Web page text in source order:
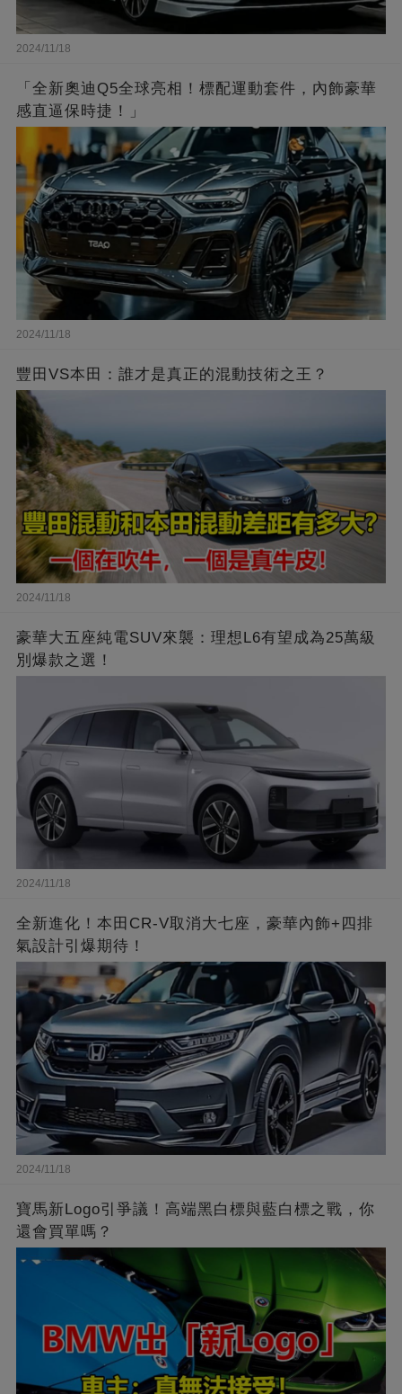
2024/11/18
「全新奧迪Q5全球亮相！標配運動套件，內飾豪華
感直逼保時捷！」
2024/11/18
豐田VS本田：誰才是真正的混動技術之王？
2024/11/18
豪華大五座純電SUV來襲：理想L6有望成為25萬級
別爆款之選！
2024/11/18
全新進化！本田CR-V取消大七座，豪華內飾+四排
氣設計引爆期待！
2024/11/18
寶馬新Logo引爭議！高端黑白標與藍白標之戰，你
還會買單嗎？